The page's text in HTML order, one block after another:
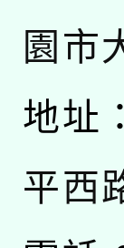
園市
地址：
平西